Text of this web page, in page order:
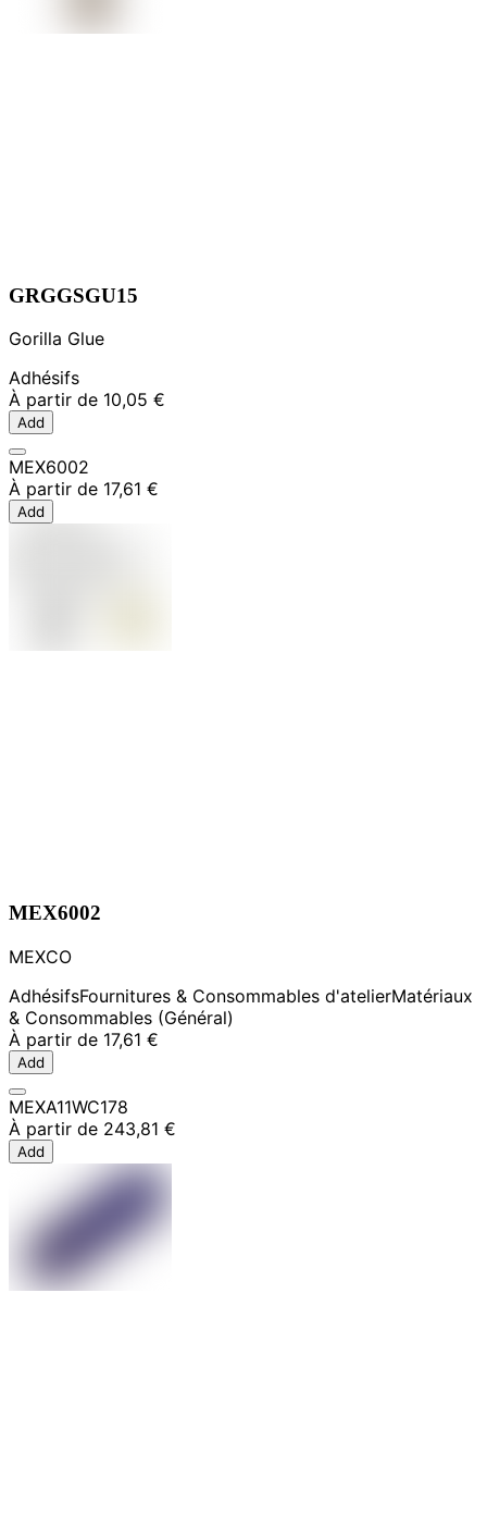
GRGGSGU15
Gorilla Glue
Adhésifs
À partir de 10,05 €
Add
MEX6002
À partir de 17,61 €
Add
MEX6002
MEXCO
AdhésifsFournitures & Consommables d'atelierMatériaux
& Consommables (Général)
À partir de 17,61 €
Add
MEXA11WC178
À partir de 243,81 €
Add